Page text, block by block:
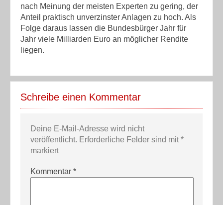
nach Meinung der meisten Experten zu gering, der
Anteil praktisch unverzinster Anlagen zu hoch. Als
Folge daraus lassen die Bundesbürger Jahr für
Jahr viele Milliarden Euro an möglicher Rendite
liegen.
Schreibe einen Kommentar
Deine E-Mail-Adresse wird nicht
veröffentlicht. Erforderliche Felder sind mit*
markiert
Kommentar *